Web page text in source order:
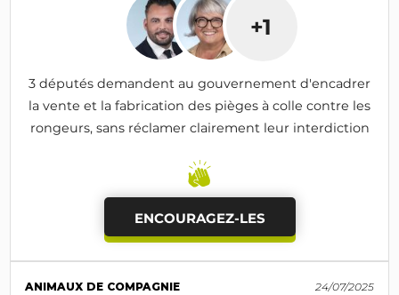
+1
3 députés demandent au gouvernement d'encadrer
la vente et la fabrication des pièges à colle contre les
rongeurs, sans réclamer clairement leur interdiction
ENCOURAGEZ-LES
ANIMAUX DE COMPAGNIE 24/07/2025